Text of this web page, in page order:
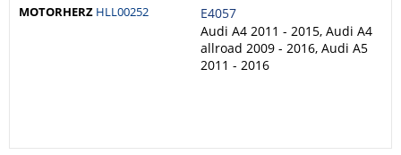
MOTORHERZ HLL00252
E4057
Audi A4 2011 - 2015, Audi A4
allroad 2009 - 2016, Audi A5
2011 - 2016